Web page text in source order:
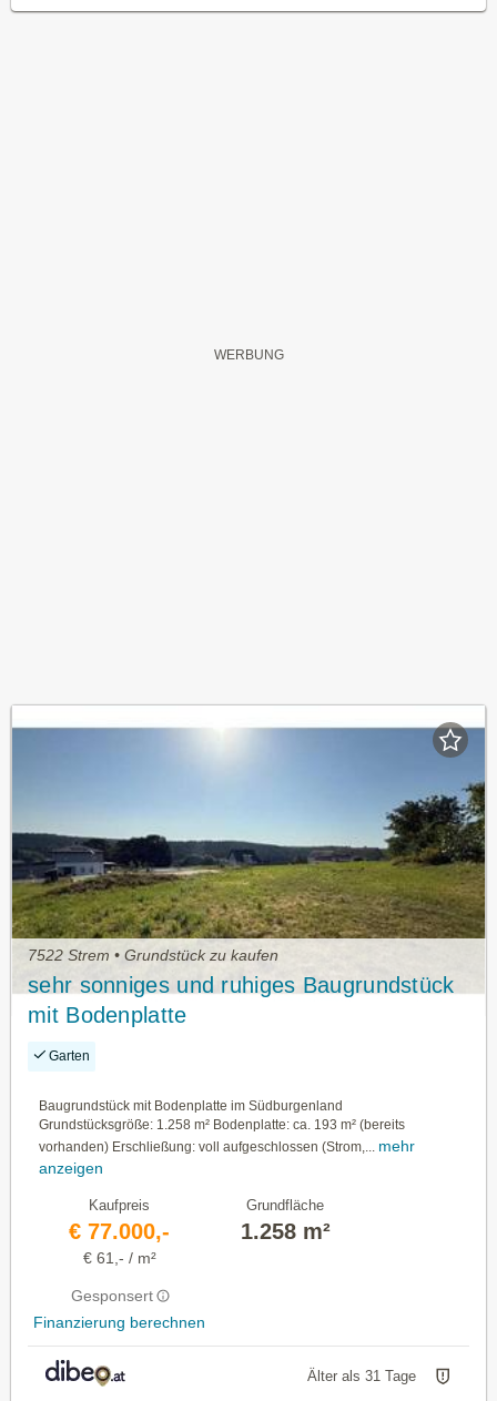
7522 Strem • Grundstück zu kaufen
sehr sonniges und ruhiges Baugrundstück
mit Bodenplatte
Garten
Baugrundstück mit Bodenplatte im Südburgenland
Grundstücksgröße: 1.258 m² Bodenplatte: ca. 193 m² (bereits
vorhanden) Erschließung: voll aufgeschlossen (Strom,...
mehr
anzeigen
Kaufpreis
€ 77.000,-
€ 61,- / m²
Gesponsert
Finanzierung berechnen
Grundfläche
1.258 m²
Älter als 31 Tage